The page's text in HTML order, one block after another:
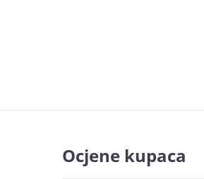
Ocjene kupaca